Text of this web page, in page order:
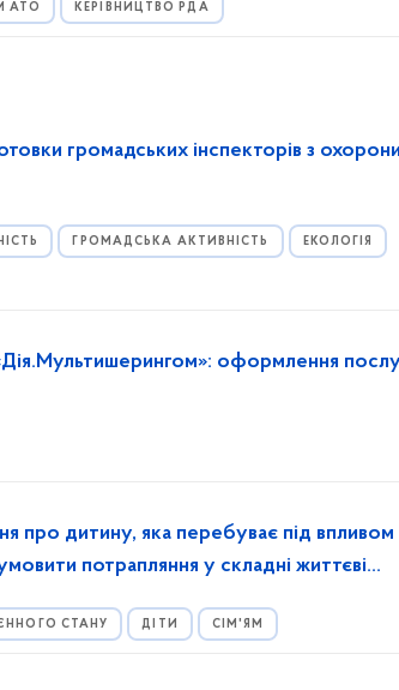
АТО КЕРІВНИЦТВО РДА
громадських інспекторів з
ГРОМАДСЬКА АКТИВНІСТЬ ЕКОЛОГІЯ
оформлення
про дитину, яка перебуває під
потрапляння у складні життєві
СТАНУ ДІТИ СІМ'ЯМ